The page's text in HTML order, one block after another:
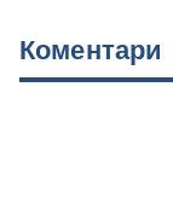
Коментари